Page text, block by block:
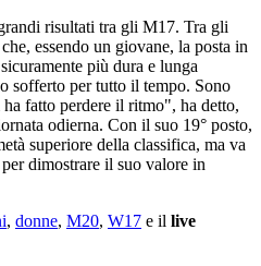
risultati tra gli M17. Tra gli
essendo un giovane, la posta in
più dura e lunga
sofferto per tutto il tempo. Sono
fatto perdere il ritmo", ha detto,
odierna. Con il suo 19° posto,
superiore della classifica, ma va
dimostrare il suo valore in
, donne, M20, W17 e il live